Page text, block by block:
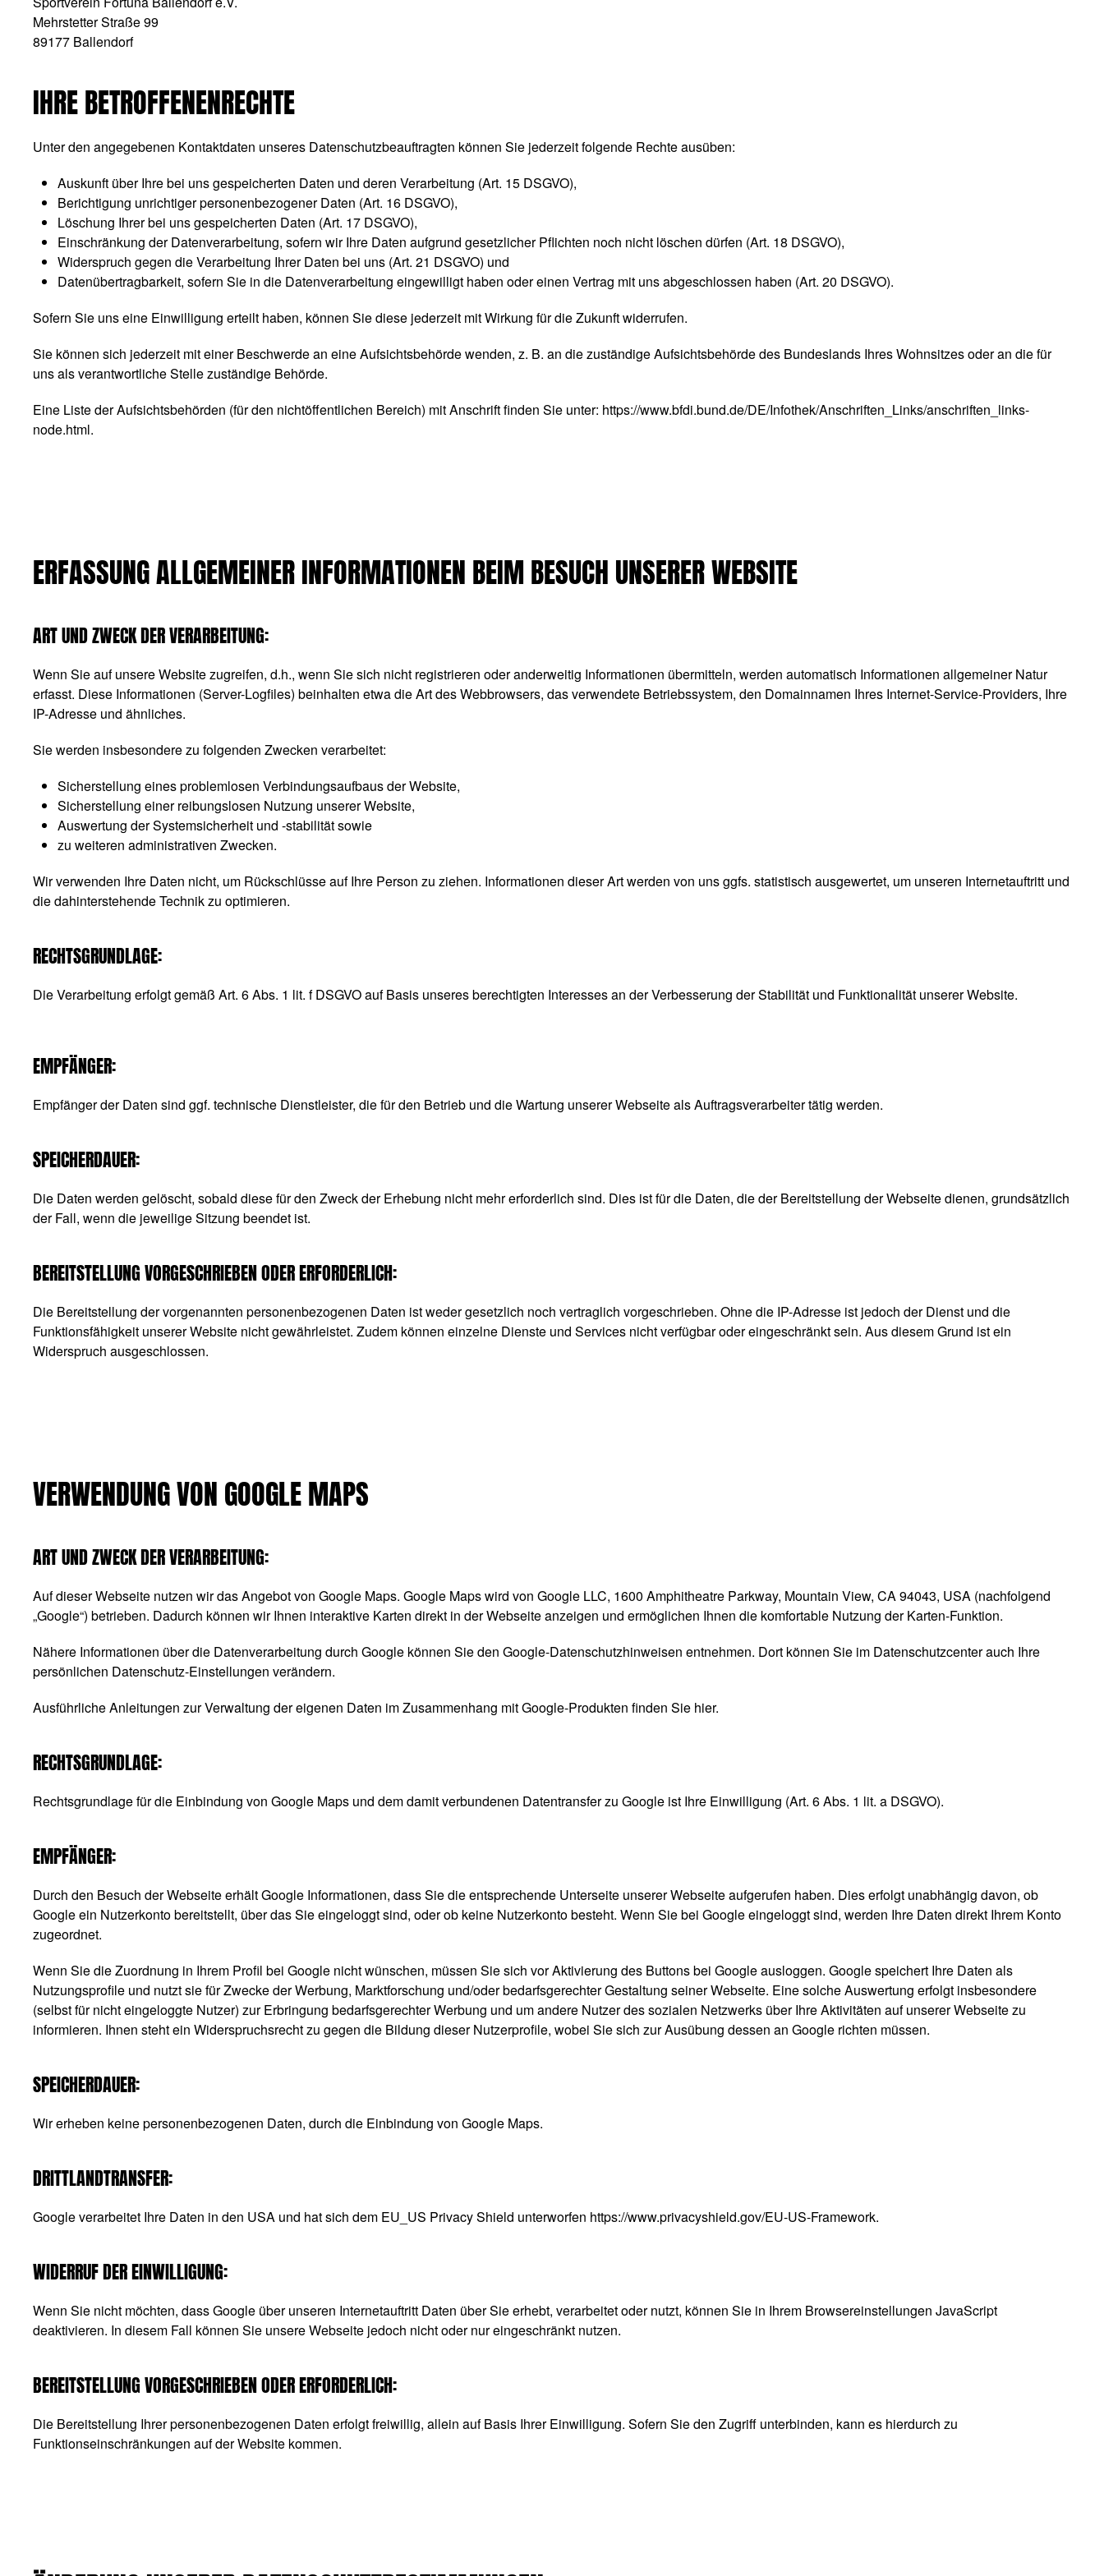
Mehrstetter Straße 99
89177 Ballendorf
IHRE BETROFFENENRECHTE
Unter den angegebenen Kontaktdaten unseres Datenschutzbeauftragten können Sie jederzeit folgende Rechte ausüben:
Auskunft über Ihre bei uns gespeicherten Daten und deren Verarbeitung (Art. 15 DSGVO),
Berichtigung unrichtiger personenbezogener Daten (Art. 16 DSGVO),
Löschung Ihrer bei uns gespeicherten Daten (Art. 17 DSGVO),
Einschränkung der Datenverarbeitung, sofern wir Ihre Daten aufgrund gesetzlicher Pflichten noch nicht löschen dürfen (Art. 18 DSGVO),
Widerspruch gegen die Verarbeitung Ihrer Daten bei uns (Art. 21 DSGVO) und
Datenübertragbarkeit, sofern Sie in die Datenverarbeitung eingewilligt haben oder einen Vertrag mit uns abgeschlossen haben (Art. 20 DSGVO).
Sofern Sie uns eine Einwilligung erteilt haben, können Sie diese jederzeit mit Wirkung für die Zukunft widerrufen.
Sie können sich jederzeit mit einer Beschwerde an eine Aufsichtsbehörde wenden, z. B. an die zuständige Aufsichtsbehörde des Bundeslands Ihres Wohnsitzes oder an die für
uns als verantwortliche Stelle zuständige Behörde.
Eine Liste der Aufsichtsbehörden (für den nichtöffentlichen Bereich) mit Anschrift finden Sie unter: https://www.bfdi.bund.de/DE/Infothek/Anschriften_Links/anschriften_links-
node.html.
ERFASSUNG ALLGEMEINER INFORMATIONEN BEIM BESUCH UNSERER WEBSITE
ART UND ZWECK DER VERARBEITUNG:
Wenn Sie auf unsere Website zugreifen, d.h., wenn Sie sich nicht registrieren oder anderweitig Informationen übermitteln, werden automatisch Informationen allgemeiner Natur
erfasst. Diese Informationen (Server-Logfiles) beinhalten etwa die Art des Webbrowsers, das verwendete Betriebssystem, den Domainnamen Ihres Internet-Service-Providers, Ihre
IP-Adresse und ähnliches.
Sie werden insbesondere zu folgenden Zwecken verarbeitet:
Sicherstellung eines problemlosen Verbindungsaufbaus der Website,
Sicherstellung einer reibungslosen Nutzung unserer Website,
Auswertung der Systemsicherheit und -stabilität sowie
zu weiteren administrativen Zwecken.
Wir verwenden Ihre Daten nicht, um Rückschlüsse auf Ihre Person zu ziehen. Informationen dieser Art werden von uns ggfs. statistisch ausgewertet, um unseren Internetauftritt und
die dahinterstehende Technik zu optimieren.
RECHTSGRUNDLAGE:
Die Verarbeitung erfolgt gemäß Art. 6 Abs. 1 lit. f DSGVO auf Basis unseres berechtigten Interesses an der Verbesserung der Stabilität und Funktionalität unserer Website.
EMPFÄNGER:
Empfänger der Daten sind ggf. technische Dienstleister, die für den Betrieb und die Wartung unserer Webseite als Auftragsverarbeiter tätig werden.
SPEICHERDAUER:
Die Daten werden gelöscht, sobald diese für den Zweck der Erhebung nicht mehr erforderlich sind. Dies ist für die Daten, die der Bereitstellung der Webseite dienen, grundsätzlich
der Fall, wenn die jeweilige Sitzung beendet ist.
BEREITSTELLUNG VORGESCHRIEBEN ODER ERFORDERLICH:
Die Bereitstellung der vorgenannten personenbezogenen Daten ist weder gesetzlich noch vertraglich vorgeschrieben. Ohne die IP-Adresse ist jedoch der Dienst und die
Funktionsfähigkeit unserer Website nicht gewährleistet. Zudem können einzelne Dienste und Services nicht verfügbar oder eingeschränkt sein. Aus diesem Grund ist ein
Widerspruch ausgeschlossen.
VERWENDUNG VON GOOGLE MAPS
ART UND ZWECK DER VERARBEITUNG:
Auf dieser Webseite nutzen wir das Angebot von Google Maps. Google Maps wird von Google LLC, 1600 Amphitheatre Parkway, Mountain View, CA 94043, USA (nachfolgend
„Google“) betrieben. Dadurch können wir Ihnen interaktive Karten direkt in der Webseite anzeigen und ermöglichen Ihnen die komfortable Nutzung der Karten-Funktion.
Nähere Informationen über die Datenverarbeitung durch Google können Sieden Google-Datenschutzhinweisen entnehmen. Dort können Sie im Datenschutzcenter auch Ihre
persönlichen Datenschutz-Einstellungen verändern.
Ausführliche Anleitungen zur Verwaltung der eigenen Daten im Zusammenhang mit Google-Produkten finden Sie hier.
RECHTSGRUNDLAGE:
Rechtsgrundlage für die Einbindung von Google Maps und dem damit verbundenen Datentransfer zu Google ist Ihre Einwilligung (Art. 6 Abs. 1 lit. a DSGVO).
EMPFÄNGER:
Durch den Besuch der Webseite erhält Google Informationen, dass Sie die entsprechende Unterseite unserer Webseite aufgerufen haben. Dies erfolgt unabhängig davon, ob
Google ein Nutzerkonto bereitstellt, über das Sie eingeloggt sind, oder ob keine Nutzerkonto besteht. Wenn Sie bei Google eingeloggt sind, werden Ihre Daten direkt Ihrem Konto
zugeordnet.
Wenn Sie die Zuordnung in Ihrem Profil bei Google nicht wünschen, müssen Sie sich vor Aktivierung des Buttons bei Google ausloggen. Google speichert Ihre Daten als
Nutzungsprofile und nutzt sie für Zwecke der Werbung, Marktforschung und/oder bedarfsgerechter Gestaltung seiner Webseite. Eine solche Auswertung erfolgt insbesondere
(selbst für nicht eingeloggte Nutzer) zur Erbringung bedarfsgerechter Werbung und um andere Nutzer des sozialen Netzwerks über Ihre Aktivitäten auf unserer Webseite zu
informieren. Ihnen steht ein Widerspruchsrecht zu gegen die Bildung dieser Nutzerprofile, wobei Sie sich zur Ausübung dessen an Google richten müssen.
SPEICHERDAUER:
Wir erheben keine personenbezogenen Daten, durch die Einbindung von Google Maps.
DRITTLANDTRANSFER:
Google verarbeitet Ihre Daten in den USA und hat sich dem EU_US Privacy Shield unterworfen https://www.privacyshield.gov/EU-US-Framework.
WIDERRUF DER EINWILLIGUNG:
Wenn Sie nicht möchten, dass Google über unseren Internetauftritt Daten über Sie erhebt, verarbeitet oder nutzt, können Sie in Ihrem Browsereinstellungen JavaScript
deaktivieren. In diesem Fall können Sie unsere Webseite jedoch nicht oder nur eingeschränkt nutzen.
BEREITSTELLUNG VORGESCHRIEBEN ODER ERFORDERLICH:
Die Bereitstellung Ihrer personenbezogenen Daten erfolgt freiwillig, allein auf Basis Ihrer Einwilligung. Sofern Sie den Zugriff unterbinden, kann es hierdurch zu
Funktionseinschränkungen auf der Website kommen.